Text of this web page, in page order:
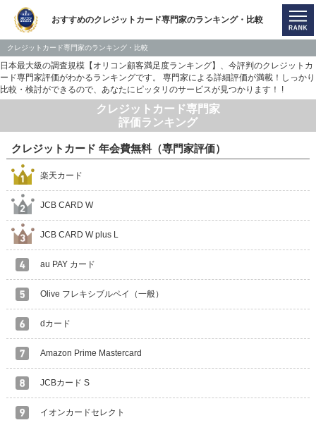
おすすめのクレジットカード専門家のランキング・比較
クレジットカード専門家のランキング・比較
日本最大級の調査規模【オリコン顧客満足度ランキング】、今評判のクレジットカ
ード専門家評価がわかるランキングです。 専門家による詳細評価が満載！しっかり
比較・検討ができるので、あなたにピッタリのサービスが見つかります！ !
クレジットカード専門家
評価ランキング
クレジットカード 年会費無料（専門家評価）
楽天カード
JCB CARD W
JCB CARD W plus L
au PAY カード
Olive フレキシブルペイ（一般）
dカード
Amazon Prime Mastercard
JCBカード S
イオンカードセレクト